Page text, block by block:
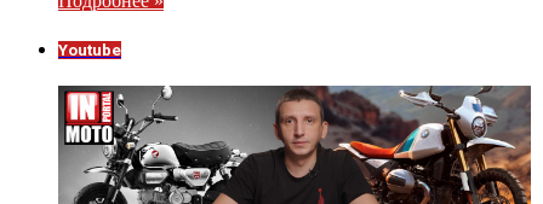
Youtube